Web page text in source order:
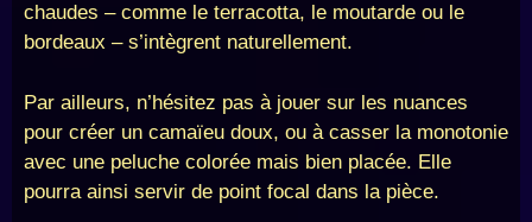
chaudes – comme le terracotta, le moutarde ou le
bordeaux – s’intègrent naturellement.
Par ailleurs, n’hésitez pas à jouer sur les nuances
pour créer un camaïeu doux, ou à casser la monotonie
avec une peluche colorée mais bien placée. Elle
pourra ainsi servir de point focal dans la pièce.